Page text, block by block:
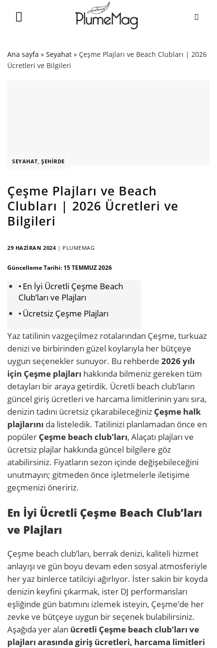
Ana sayfa » Seyahat » Çeşme Plajları ve Beach Clubları | 2026
Ücretleri ve Bilgileri
SEYAHAT,ŞEHIRDE
Çeşme Plajları ve Beach
Clubları | 2026 Ücretleri ve
Bilgileri
29 HAZIRAN 2024| PLUMEMAG
Güncelleme Tarihi: 15 TEMMUZ 2026
En İyi Ücretli Çeşme Beach
Club’ları ve Plajları
Ücretsiz Çeşme Plajları
Yaz tatilinin vazgeçilmez rotalarından Çeşme, turkuaz
denizi ve birbirinden güzel koylarıyla her bütçeye
uygun seçenekler sunuyor. Bu rehberde 2026 yılı
için Çeşme plajları hakkında bilmeniz gereken tüm
detayları bir araya getirdik. Ücretli beach club’ların
güncel giriş ücretleri ve harcama limitlerinin yanı sıra,
denizin tadını ücretsiz çıkarabileceğiniz Çeşme halk
plajlarını da listeledik. Tatilinizi planlamadan önce en
popüler Çeşme beach club’ları, Alaçatı plajları ve
ücretsiz plajlar hakkında güncel bilgilere göz
atabilirsiniz. Fiyatların sezon içinde değişebileceğini
unutmayın; gitmeden önce işletmelerle iletişime
geçmenizi öneririz.
En İyi Ücretli Çeşme Beach Club’ları
ve Plajları
Çeşme beach club’ları, berrak denizi, kaliteli hizmet
anlayışı ve gün boyu devam eden sosyal atmosferiyle
her yaz binlerce tatilciyi ağırlıyor. İster sakin bir koyda
denizin keyfini çıkarmak, ister DJ performansları
eşliğinde gün batımını izlemek isteyin, Çeşme’de her
zevke ve bütçeye uygun bir seçenek bulabilirsiniz.
Aşağıda yer alan ücretli Çeşme beach club’ları ve
plajları arasında giriş ücretleri, harcama limitleri